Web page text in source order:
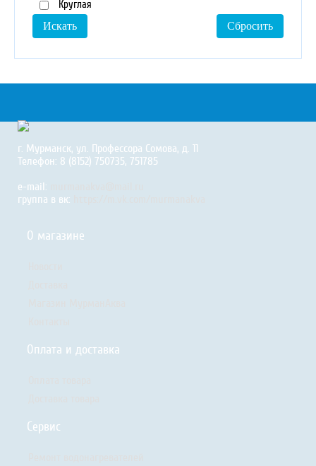
Круглая
г. Мурманск, ул. Профессора Сомова, д. 11
Телефон: 8 (8152) 750735, 751785
e-mail:
группа в вк:
О магазине
Оплата и доставка
Сервис